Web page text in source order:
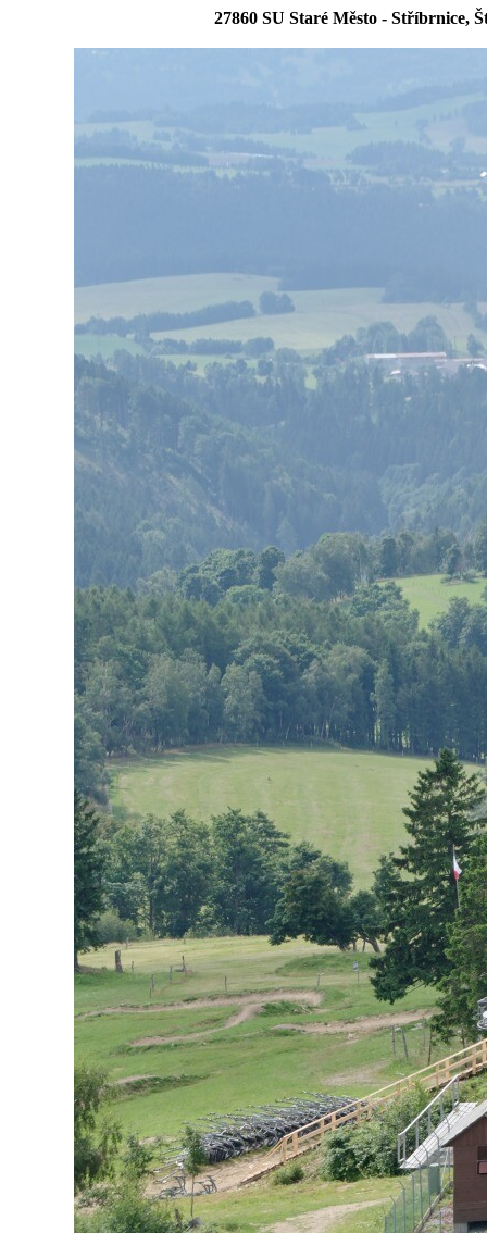
27860 SU Staré Město - Stříbrnice,